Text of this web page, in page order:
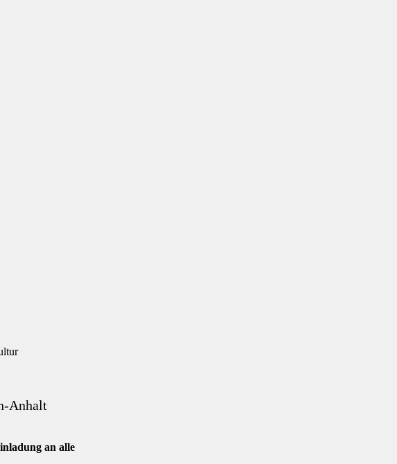
Anhalt
an alle